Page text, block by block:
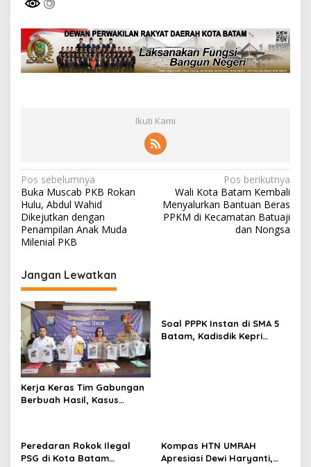
Ikuti Kami
N
a
v
i
a
s
i
p
o
s
Pos sebelumnya
Buka Muscab PKB Rokan
Hulu, Abdul Wahid
Dikejutkan dengan
Penampilan Anak Muda
Milenial PKB
Pos berikutnya
Wali Kota Batam Kembali
Menyalurkan Bantuan Beras
PPKM di Kecamatan Batuaji
dan Nongsa
Jangan Lewatkan
Kerja Keras Tim Gabungan
Berbuah Hasil, Kasus
Soal PPPK Instan di SMA 5
Batam, Kadisdik Kepri
Peredaran Rokok Ilegal
PSG di Kota Batam
Kompas HTN UMRAH
Apresiasi Dewi Haryanti,